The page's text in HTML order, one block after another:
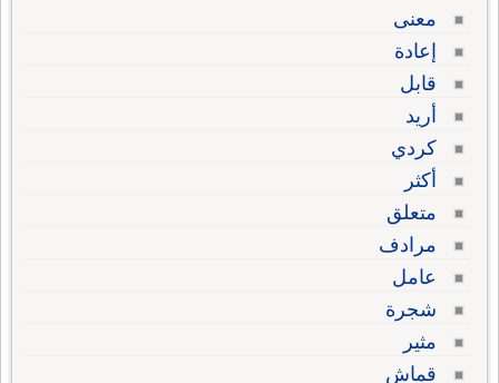
معنى
إعادة
قابل
أريد
كردي
أكثر
متعلق
مرادف
عامل
شجرة
مثير
قماش